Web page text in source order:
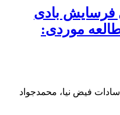
بادی
موردی:
فیض نیا، محمدجواد